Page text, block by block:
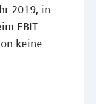
2019, in
EBIT
keine